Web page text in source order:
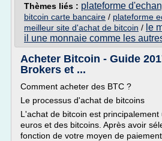
Thèmes liés : plateforme
bitcoin carte bancaire / plateforme
meilleur site d'achat de bitcoin / le
il une monnaie comme les
Acheter Bitcoin - Guide
Brokers et ...
Comment acheter des BTC ?
Le processus d'achat de bitcoins
L'achat de bitcoin est
euros et des bitcoins. Après avoir
fonction de votre moyen de